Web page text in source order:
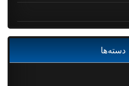
دسته‌ها